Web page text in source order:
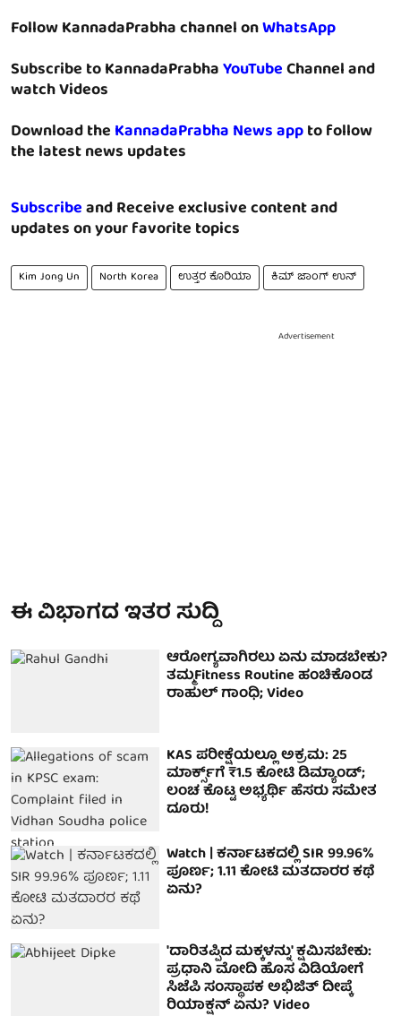
Follow KannadaPrabha channel onWhatsApp
Subscribe to KannadaPrabhaYouTubeChannel and
watch Videos
Download theKannadaPrabha News appto follow
the latest news updates
Subscribeand Receive exclusive content and
updates on your favorite topics
Kim Jong Un North Korea ಉತ್ತರ ಕೊರಿಯಾ ಕಿಮ್ ಜಾಂಗ್ ಉನ್
Advertisement
ಈ ವಿಭಾಗದ ಇತರ ಸುದ್ದಿ
ಆರೋಗ್ಯವಾಗಿರಲು ಏನು ಮಾಡಬೇಕು?
ತಮ್ಮFitness Routine ಹಂಚಿಕೊಂಡ
ರಾಹುಲ್ ಗಾಂಧಿ; Video
KAS ಪರೀಕ್ಷೆಯಲ್ಲೂ ಅಕ್ರಮ: 25
ಮಾರ್ಕ್ಸ್‌ಗೆ ₹1.5 ಕೋಟಿ ಡಿಮ್ಯಾಂಡ್;
ಲಂಚ ಕೊಟ್ಟ ಅಭ್ಯರ್ಥಿ ಹೆಸರು ಸಮೇತ
ದೂರು!
Watch | ಕರ್ನಾಟಕದಲ್ಲಿ SIR 99.96%
ಪೂರ್ಣ; 1.11 ಕೋಟಿ ಮತದಾರರ ಕಥೆ
ಏನು?
'ದಾರಿತಪ್ಪಿದ ಮಕ್ಕಳನ್ನು' ಕ್ಷಮಿಸಬೇಕು:
ಪ್ರಧಾನಿ ಮೋದಿ ಹೊಸ ವಿಡಿಯೋಗೆ
ಸಿಜೆಪಿ ಸಂಸ್ಥಾಪಕ ಅಭಿಜಿತ್ ದೀಪ್ಕೆ
ರಿಯಾಕ್ಷನ್ ಏನು? Video